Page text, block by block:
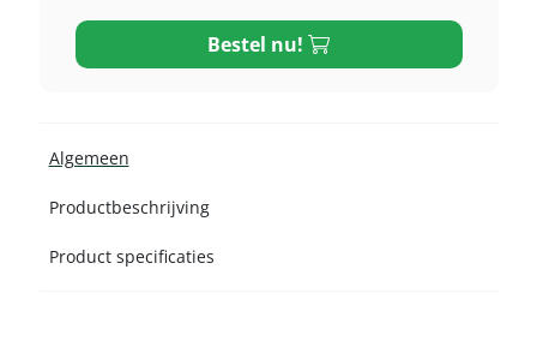
Bestel nu!
Algemeen
Productbeschrijving
Product specificaties